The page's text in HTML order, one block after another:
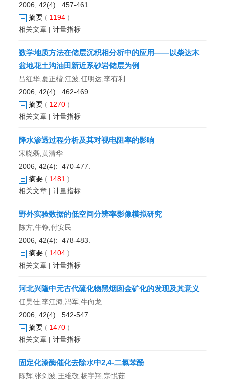
2006, 42(4): 457-461.
摘要 ( 1194 )
相关文章 | 计量指标
数学地质方法在储层沉积相分析中的应用——以柴达木
盆地花土沟油田新近系砂岩储层为例
吕红华,夏正楷,江波,任明达,李有利
2006, 42(4): 462-469.
摘要 ( 1270 )
相关文章 | 计量指标
降水渗透过程分析及其对视电阻率的影响
宋晓磊,黄清华
2006, 42(4): 470-477.
摘要 ( 1481 )
相关文章 | 计量指标
野外实验数据的低空间分辨率影像模拟研究
陈方,牛铮,付安民
2006, 42(4): 478-483.
摘要 ( 1404 )
相关文章 | 计量指标
河北兴隆中元古代硫化物黑烟囱金矿化的发现及其意义
任昊佳,李江海,冯军,牛向龙
2006, 42(4): 542-547.
摘要 ( 1470 )
相关文章 | 计量指标
固定化漆酶催化去除水中2,4-二氯苯酚
陈辉,张剑波,王维敬,杨宇翔,宗悦茹